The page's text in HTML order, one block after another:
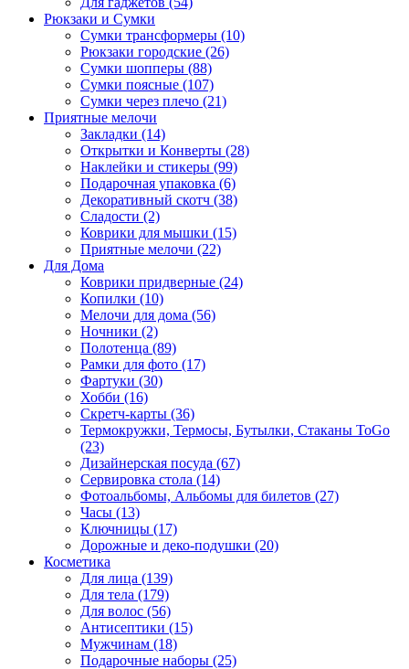
Рюкзаки и Сумки
Сумки трансформеры (10)
Рюкзаки городские (26)
Сумки шопперы (88)
Сумки поясные (107)
Сумки через плечо (21)
Приятные мелочи
Закладки (14)
Открытки и Конверты (28)
Наклейки и стикеры (99)
Подарочная упаковка (6)
Декоративный скотч (38)
Сладости (2)
Коврики для мышки (15)
Приятные мелочи (22)
Для Дома
Коврики придверные (24)
Копилки (10)
Мелочи для дома (56)
Ночники (2)
Полотенца (89)
Рамки для фото (17)
Фартуки (30)
Хобби (16)
Скретч-карты (36)
Термокружки, Термосы, Бутылки, Стаканы ToGo
(23)
Дизайнерская посуда (67)
Сервировка стола (14)
Фотоальбомы, Альбомы для билетов (27)
Часы (13)
Ключницы (17)
Дорожные и деко-подушки (20)
Косметика
Для лица (139)
Для тела (179)
Для волос (56)
Антисептики (15)
Мужчинам (18)
Подарочные наборы (25)